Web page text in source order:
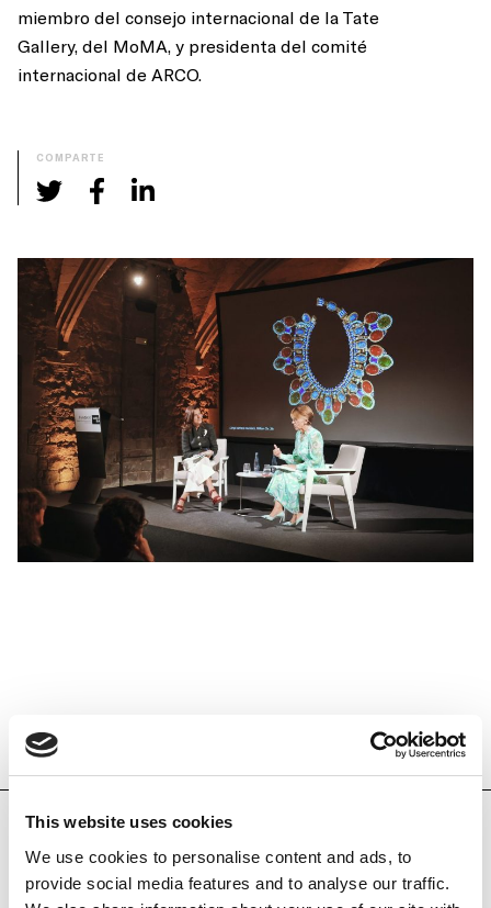
This website uses cookies
We use cookies to personalise content and ads, to
provide social media features and to analyse our traffic.
miembro del consejo internacional de la Tate
Gallery, del MoMA, y presidenta del comité
internacional de ARCO.
COMPARTE
NOTICIAS RELACIONADAS